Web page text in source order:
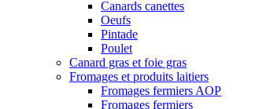
Canards canettes
Oeufs
Pintade
Poulet
Canard gras et foie gras
Fromages et produits laitiers
Fromages fermiers AOP
Fromages fermiers